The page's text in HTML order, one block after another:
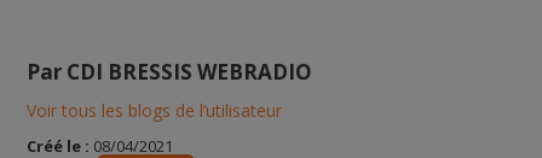
Par CDI BRESSIS WEBRADIO
Voir tous les blogs de l’utilisateur
Créé le : 08/04/2021